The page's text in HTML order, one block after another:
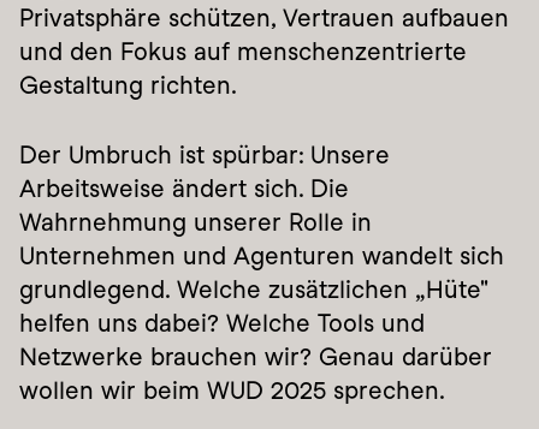
Privatsphäre schützen, Vertrauen aufbauen
und den Fokus auf menschenzentrierte
Gestaltung richten.
Der Umbruch ist spürbar: Unsere
Arbeitsweise ändert sich. Die
Wahrnehmung unserer Rolle in
Unternehmen und Agenturen wandelt sich
grundlegend. Welche zusätzlichen „Hüte"
helfen uns dabei? Welche Tools und
Netzwerke brauchen wir? Genau darüber
wollen wir beim WUD 2025 sprechen.